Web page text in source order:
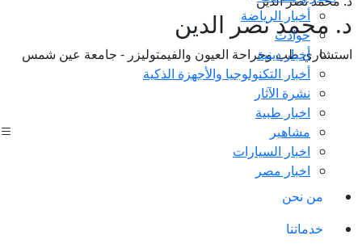
أخبار الرياضة
حوادث
أخبار دينية
أخبار التكنولوجيا والأجهزة الذكية
نشرة الآثار
اخبار طبية
مشاهير
اخبار السيارات
اخبار مصر
من نحن
خدماتنا
د. محمد نصر الدين
استشاري طب وجراحة العيون والفيمتوليزر - جامعة عين شمس